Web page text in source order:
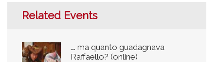
Related Events
…. ma quanto guadagnava
Raffaello? (online)